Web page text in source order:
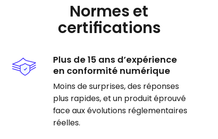
Normes et
certifications
Plus de 15 ans d’expérience
en conformité numérique
Moins de surprises, des réponses
plus rapides, et un produit éprouvé
face aux évolutions réglementaires
réelles.